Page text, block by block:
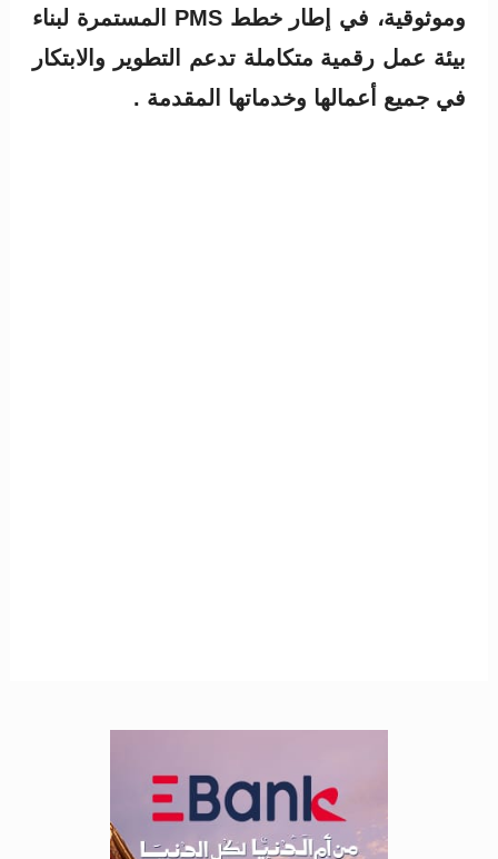
وموثوقية، في إطار خطط PMS المستمرة لبناء
بيئة عمل رقمية متكاملة تدعم التطوير والابتكار
في جميع أعمالها وخدماتها المقدمة .